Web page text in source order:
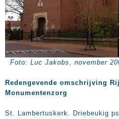
Foto: Luc Jakobs, november
Redengevende omschrijving
Monumentenzorg
St. Lambertuskerk. Driebeukig